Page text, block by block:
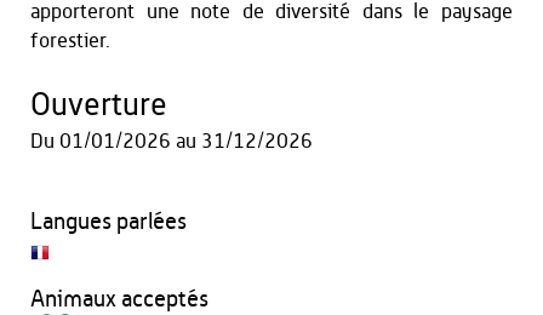
apporteront une note de diversité dans le paysage
forestier.
Ouverture
Du 01/01/2026 au 31/12/2026
Langues parlées
Animaux acceptés